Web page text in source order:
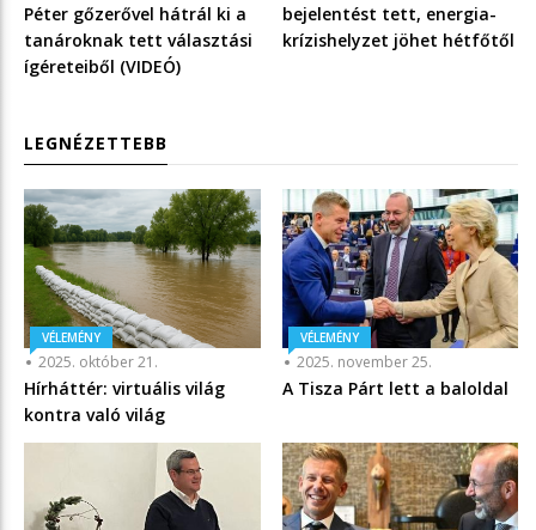
Péter gőzerővel hátrál ki a
tanároknak tett választási
ígéreteiből (VIDEÓ)
bejelentést tett, energia-
krízishelyzet jöhet hétfőtől
LEGNÉZETTEBB
VÉLEMÉNY
2025. október 21.
Hírháttér: virtuális világ
kontra való világ
VÉLEMÉNY
2025. november 25.
A Tisza Párt lett a baloldal